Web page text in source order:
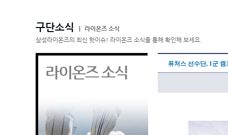
구단소식
라이온즈 소식
삼성라이온즈의 최신 핫이슈! 라이온즈 소식을 통해 확인해 보세요.
라이온즈 소식 퓨처스 선수단, 1군